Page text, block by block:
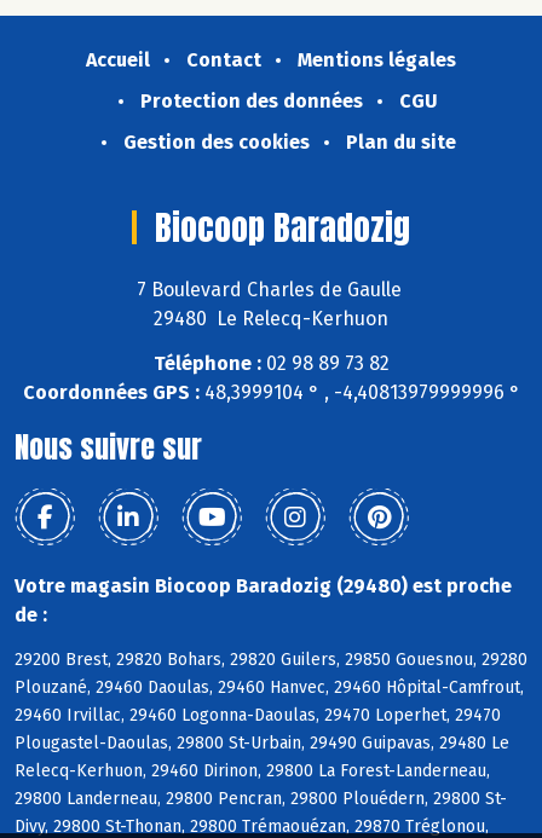
Accueil Contact
Mentions légales
Protection des données
CGU
Gestion des cookies
Plan du site
Biocoop Baradozig
7 Boulevard Charles de Gaulle
29480 Le Relecq-Kerhuon
Téléphone :02 98 89 73 82
Coordonnées GPS :48,3999104 ° , -4,40813979999996 °
Nous suivre sur
Votre magasin Biocoop Baradozig (29480) est proche
de :
29200 Brest, 29820 Bohars, 29820 Guilers, 29850 Gouesnou, 29280
Plouzané, 29460 Daoulas, 29460 Hanvec, 29460 Hôpital-Camfrout,
29460 Irvillac, 29460 Logonna-Daoulas, 29470 Loperhet, 29470
Plougastel-Daoulas, 29800 St-Urbain, 29490 Guipavas, 29480 Le
Relecq-Kerhuon, 29460 Dirinon, 29800 La Forest-Landerneau,
29800 Landerneau, 29800 Pencran, 29800 Plouédern, 29800 St-
Divy, 29800 St-Thonan, 29800 Trémaouézan, 29870 Tréglonou,